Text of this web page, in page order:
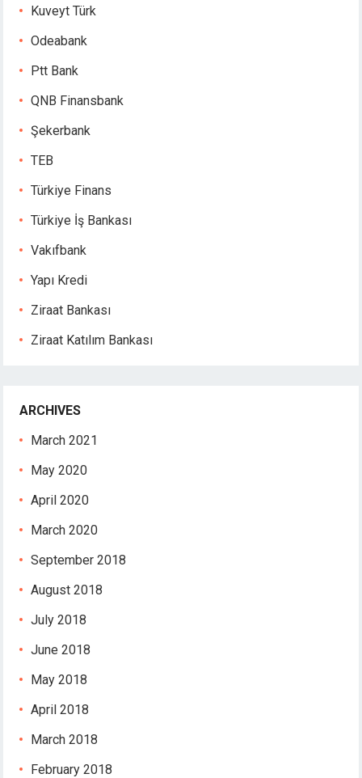
panel
sakarya
panel
giriş
bonusu
bonusu
youtube mp3 downloader
Forum
escort
giriş
escort
giriş
giriş
güncel giriş
Kuveyt Türk
Odeabank
Ptt Bank
QNB Finansbank
Şekerbank
TEB
Türkiye Finans
Türkiye İş Bankası
Vakıfbank
Yapı Kredi
Ziraat Bankası
Ziraat Katılım Bankası
ARCHIVES
March 2021
May 2020
April 2020
March 2020
September 2018
August 2018
July 2018
June 2018
May 2018
April 2018
March 2018
February 2018